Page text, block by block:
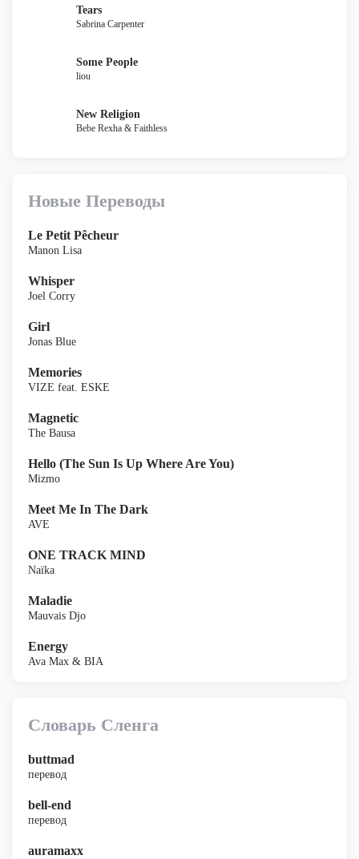
Tears
Sabrina Carpenter
Some People
liou
New Religion
Bebe Rexha & Faithless
Новые Переводы
Le Petit Pêcheur
Manon Lisa
Whisper
Joel Corry
Girl
Jonas Blue
Memories
VIZE feat. ESKE
Magnetic
The Bausa
Hello (The Sun Is Up Where Are You)
Mizmo
Meet Me In The Dark
AVE
ONE TRACK MIND
Naïka
Maladie
Mauvais Djo
Energy
Ava Max & BIA
Словарь Сленга
buttmad
перевод
bell-end
перевод
auramaxx